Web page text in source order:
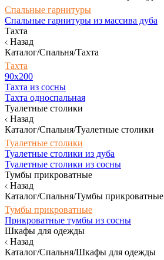
Спальные гарнитуры
Спальные гарнитуры из массива дуба
Тахта
Назад
Каталог/Спальня/Тахта
Тахта
90х200
Тахта из сосны
Тахта односпальная
Туалетные столики
Назад
Каталог/Спальня/Туалетные столики
Туалетные столики
Туалетные столики из дуба
Туалетные столики из сосны
Тумбы прикроватные
Назад
Каталог/Спальня/Тумбы прикроватные
Тумбы прикроватные
Прикроватные тумбы из сосны
Шкафы для одежды
Назад
Каталог/Спальня/Шкафы для одежды